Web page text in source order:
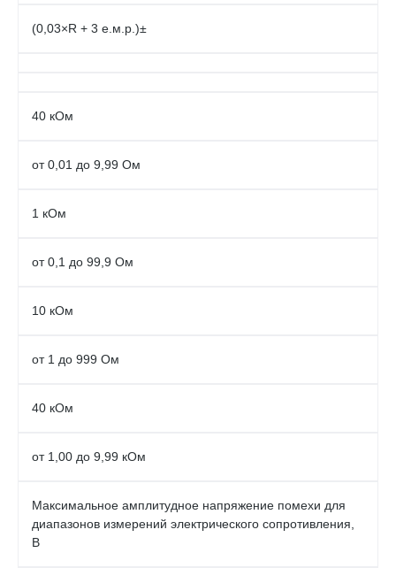
(0,03×R + 3 е.м.р.)±
40 кОм
от 0,01 до 9,99 Ом
1 кОм
от 0,1 до 99,9 Ом
10 кОм
от 1 до 999 Ом
40 кОм
от 1,00 до 9,99 кОм
Максимальное амплитудное напряжение помехи для
диапазонов измерений электрического сопротивления,
В